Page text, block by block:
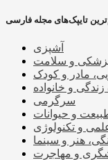
تایپک‌های مجله فارسی
آشپزی
و سلامت
مادر و کودک
و خانواده
سرگرمی
و حیوانات
و تکنولوژی
هنر و سینما
و مهاجرت